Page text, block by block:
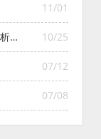
11/01
10/25
07/12
07/08